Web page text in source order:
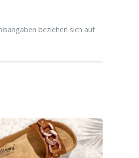
beziehen sich auf